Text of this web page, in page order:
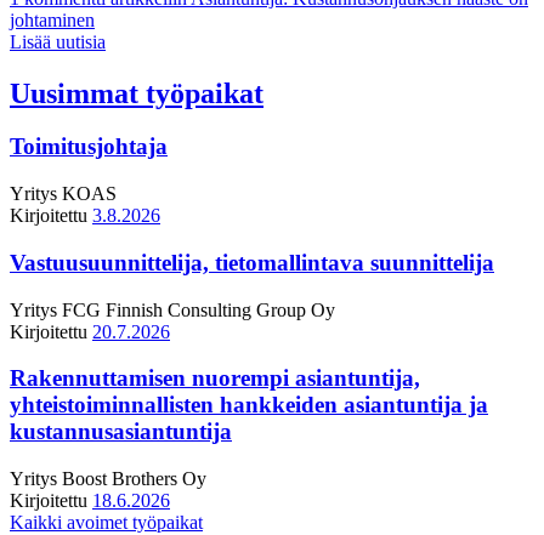
johtaminen
Lisää uutisia
Uusimmat työpaikat
Toimitusjohtaja
Yritys KOAS
Kirjoitettu 3.8.2026
Vastuusuunnittelija, tietomallintava suunnittelija
Yritys FCG Finnish Consulting Group Oy
Kirjoitettu 20.7.2026
Rakennuttamisen nuorempi asiantuntija,
yhteistoiminnallisten hankkeiden asiantuntija ja
kustannusasiantuntija
Yritys Boost Brothers Oy
Kirjoitettu 18.6.2026
Kaikki avoimet työpaikat